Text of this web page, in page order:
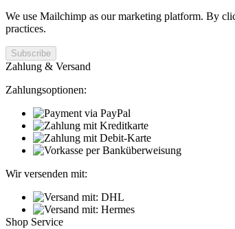
We use Mailchimp as our marketing platform. By
practices.
Zahlung & Versand
Zahlungsoptionen:
Wir versenden mit:
Shop Service